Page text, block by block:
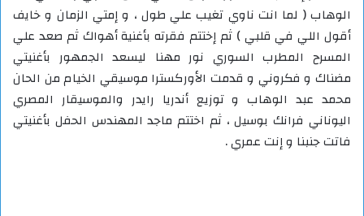
الوهاب ( لما انت ناوي تغيب علي طول ، و إمتي الزمان و خايف
أقول اللي في قلبي ) ثم إختتم فقرته بأغنية أهواك ثم صعد علي
المسرح المطرب السوري نور مهنا ليسعد الجمهور بأغنيتي
مضناك و فكروني و قدمت الأوركسترا موسيقي الخيام من الحان
محمد عبد الوهاب و توزيع أندريا رايدر والموسيقار المصري
اليوناني فرانك بوسيل ، ثم اختتم ماجد المهندس الحفل بأغنيتي
فاتت جنبنا و إنت عمري .